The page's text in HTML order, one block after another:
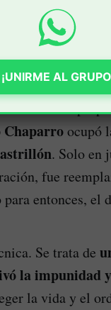
controles y
como si
nombres
Chaparroocupó
. Solo en
fue
para entonces, el
Se trata de
la impunidad
la vida y el
¡UNIRME AL